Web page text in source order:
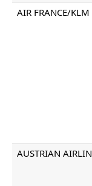
AIR FRANCE/KLM
AUSTRIAN